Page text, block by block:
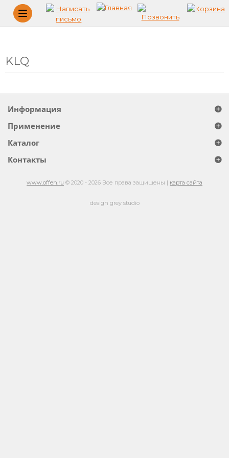
Меню
KLQ
Информация
Применение
Каталог
Контакты
www.offen.ru © 2020 - 2026 Все права защищены | карта сайта
design grey studio